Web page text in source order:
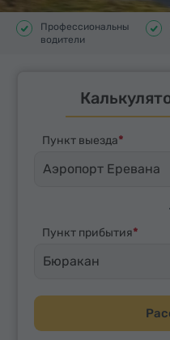
Профессиональные
водители
Пункт выезда
Аэропорт Еревана
Пункт прибытия
Бюракан